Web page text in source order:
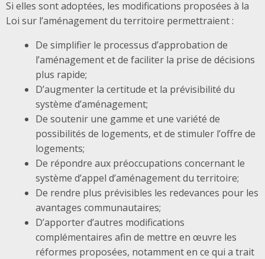
Si elles sont adoptées, les modifications proposées à la
Loi sur l’aménagement du territoire permettraient :
De simplifier le processus d’approbation de
l’aménagement et de faciliter la prise de décisions
plus rapide;
D’augmenter la certitude et la prévisibilité du
système d’aménagement;
De soutenir une gamme et une variété de
possibilités de logements, et de stimuler l’offre de
logements;
De répondre aux préoccupations concernant le
système d’appel d’aménagement du territoire;
De rendre plus prévisibles les redevances pour les
avantages communautaires;
D’apporter d’autres modifications
complémentaires afin de mettre en œuvre les
réformes proposées, notamment en ce qui a trait